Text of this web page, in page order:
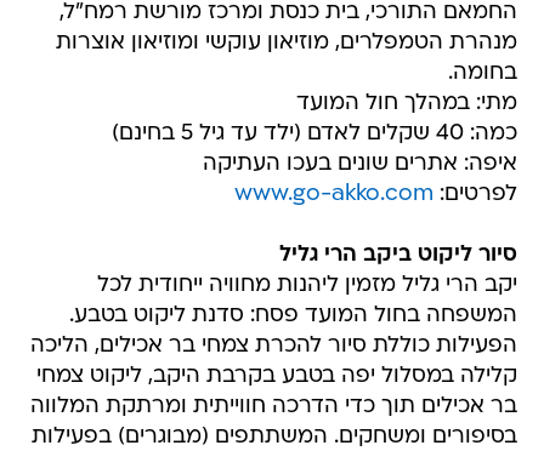
החמאם התורכי, בית כנסת ומרכז מורשת רמח"ל,
מנהרת הטמפלרים, מוזיאון עוקשי ומוזיאון אוצרות
בחומה.
מתי: במהלך חול המועד
כמה: 40 שקלים לאדם (ילד עד גיל 5 בחינם)
איפה: אתרים שונים בעכו העתיקה
לפרטים: www.go-akko.com
סיור ליקוט ביקב הרי גליל
יקב הרי גליל מזמין ליהנות מחוויה ייחודית לכל
המשפחה בחול המועד פסח: סדנת ליקוט בטבע.
הפעילות כוללת סיור להכרת צמחי בר אכילים, הליכה
קלילה במסלול יפה בטבע בקרבת היקב, ליקוט צמחי
בר אכילים תוך כדי הדרכה חווייתית ומרתקת המלווה
בסיפורים ומשחקים. המשתתפים (מבוגרים) בפעילות